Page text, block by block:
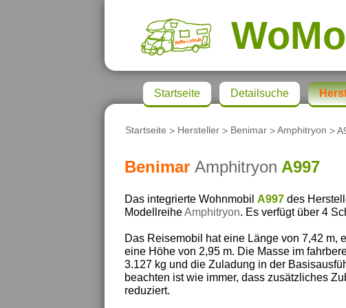
WoMo
Startseite > Hersteller > Benimar >Amphitryon >
Benimar Amphitryon A997
Das integrierte Wohnmobil A997des
ModellreiheAmphitryon. Es verfügt über 4
Das Reisemobil hat eine Länge von 7,42 m,
eine Höhe von 2,95 m. Die Masse im
3.127 kg und die Zuladung in der
beachten ist wie immer, dass zusätzliches
reduziert.
Startseite Detailsuche